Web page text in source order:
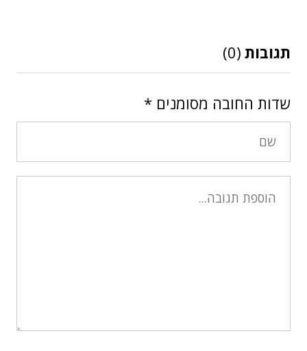
תגובות (0)
שדות החובה מסומנים *